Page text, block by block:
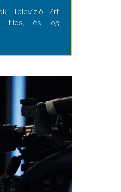
Televízió Zrt.
tilos, és jogi